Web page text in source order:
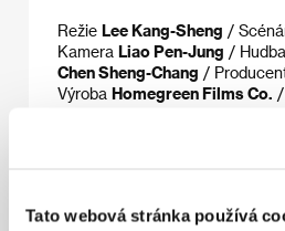
Tato webová stránka používá
Režie Lee Kang-Sheng /
Kamera Liao Pen-Jung / Hudba
Chen Sheng-Chang /
Výroba Homegreen Films Co.